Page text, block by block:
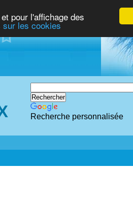
pour l'affichage des
sur les cookies
Recherche personnalisée